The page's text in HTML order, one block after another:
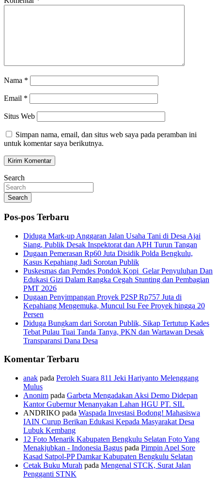
Nama *
Email *
Situs Web
Simpan nama, email, dan situs web saya pada peramban ini
untuk komentar saya berikutnya.
Search
Search
Pos-pos Terbaru
Diduga Mark-up Anggaran Jalan Usaha Tani di Desa Ajai
Siang, Publik Desak Inspektorat dan APH Turun Tangan
Dugaan Pemerasan Rp60 Juta Disidik Polda Bengkulu,
Kasus Kepahiang Jadi Sorotan Publik
Puskesmas dan Pemdes Pondok Kopi Gelar Penyuluhan Dan
Edukasi Gizi Dalam Rangka Cegah Stunting dan Pembagian
PMT 2026
Dugaan Penyimpangan Proyek P2SP Rp757 Juta di
Kepahiang Mengemuka, Muncul Isu Fee Proyek hingga 20
Persen
Diduga Bungkam dari Sorotan Publik, Sikap Tertutup Kades
Tebat Pulau Tuai Tanda Tanya, PKN dan Wartawan Desak
Transparansi Dana Desa
Komentar Terbaru
anak pada Peroleh Suara 811 Jeki Hariyanto Melenggang
Mulus
Anonim pada Garbeta Mengadakan Aksi Demo Didepan
Kantor Gubernur Menanyakan Lahan HGU PT. SIL
ANDRIKO pada Waspada Investasi Bodong! Mahasiswa
IAIN Curup Berikan Edukasi Kepada Masyarakat Desa
Lubuk Kembang
12 Foto Menarik Kabupaten Bengkulu Selatan Foto Yang
Menakjubkan - Indonesia Bagus pada Pimpin Apel Sore
Kasad Satpol-PP Damkar Kabupaten Bengkulu Selatan
Cetak Buku Murah pada Mengenal STCK, Surat Jalan
Pengganti STNK